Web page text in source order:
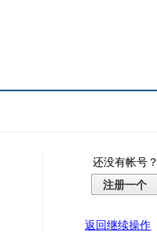
还没有帐号？
注册一个
返回继续操作